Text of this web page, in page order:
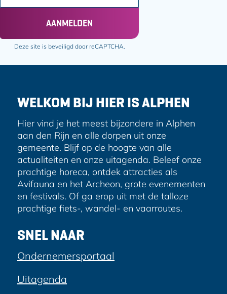
m
l
d
AANMELDEN
Deze site is beveiligd door reCAPTCHA.
WELKOM BIJ HIER IS ALPHEN
Hier vind je het meest bijzondere in Alphen
aan den Rijn en alle dorpen uit onze
gemeente. Blijf op de hoogte van alle
actualiteiten en onze uitagenda. Beleef onze
prachtige horeca, ontdek attracties als
Avifauna en het Archeon, grote evenementen
en festivals. Of ga erop uit met de talloze
prachtige fiets-, wandel- en vaarroutes.
SNEL NAAR
Ondernemersportaal
Uitagenda